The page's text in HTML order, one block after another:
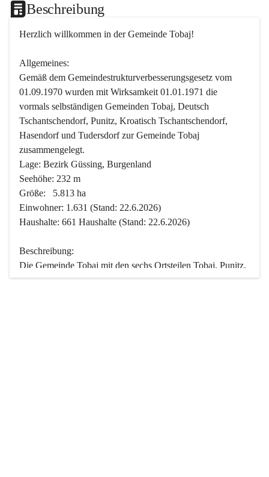
Beschreibung
Herzlich willkommen in der Gemeinde Tobaj!
Allgemeines:
Gemäß dem Gemeindestrukturverbesserungsgesetz vom
01.09.1970 wurden mit Wirksamkeit 01.01.1971 die
vormals selbständigen Gemeinden Tobaj, Deutsch
Tschantschendorf, Punitz, Kroatisch Tschantschendorf,
Hasendorf und Tudersdorf zur Gemeinde Tobaj
zusammengelegt.
Lage: Bezirk Güssing, Burgenland
Seehöhe: 232 m
Größe:   5.813 ha
Einwohner: 1.631 (Stand: 22.6.2026)
Haushalte: 661 Haushalte (Stand: 22.6.2026)
Beschreibung:
Die Gemeinde Tobaj mit den sechs Ortsteilen Tobaj, Punitz,
Deutsch Tschantschendorf, Kroatisch Tschantschendorf,